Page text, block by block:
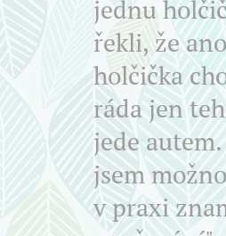
jednu
řekli, že
holčička
ráda jen
jede
jsem
v praxi